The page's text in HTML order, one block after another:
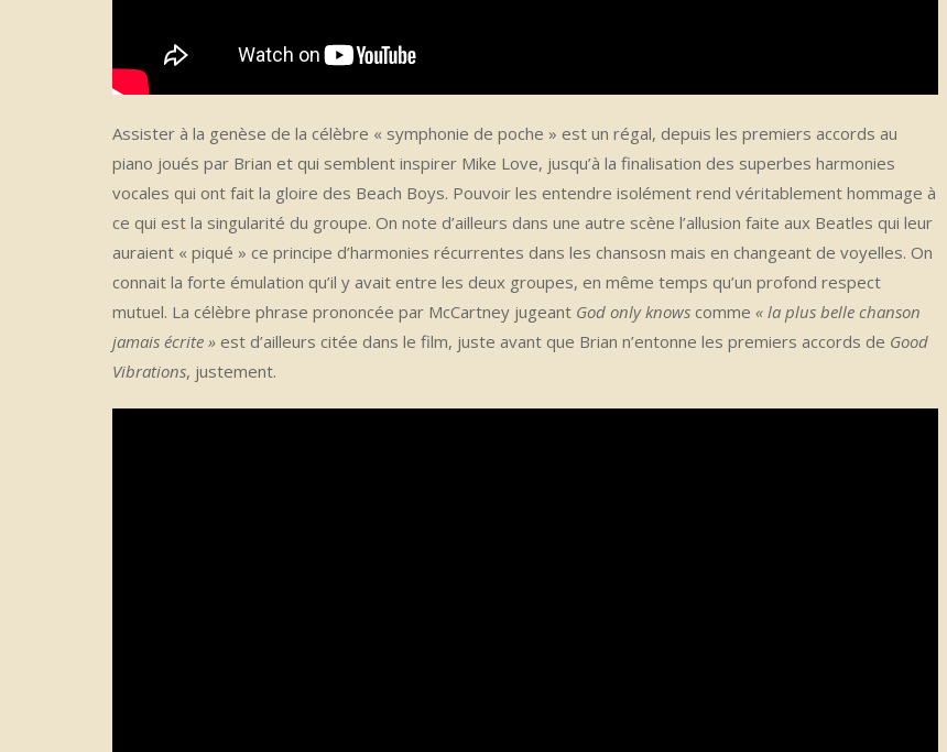
Assister à la genèse de la célèbre « symphonie de poche » est un régal, depuis les premiers accords au
piano joués par Brian et qui semblent inspirer Mike Love, jusqu’à la finalisation des superbes harmonies
vocales qui ont fait la gloire des Beach Boys. Pouvoir les entendre isolément rend véritablement hommage à
ce qui est la singularité du groupe. On note d’ailleurs dans une autre scène l’allusion faite aux Beatles qui leur
auraient « piqué » ce principe d’harmonies récurrentes dans les chansosn mais en changeant de voyelles. On
connait la forte émulation qu’il y avait entre les deux groupes, en même temps qu’un profond respect
mutuel. La célèbre phrase prononcée par McCartney jugeant God only knows comme « la plus belle chanson
jamais écrite » est d’ailleurs citée dans le film, juste avant que Brian n’entonne les premiers accords de Good
Vibrations, justement.